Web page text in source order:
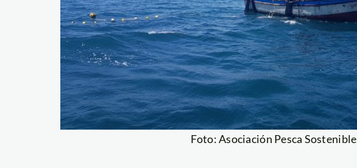
Foto: Asociación Pesca Sostenible